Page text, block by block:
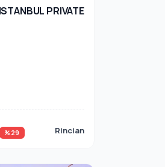
PRIVATE
%29 Rincian